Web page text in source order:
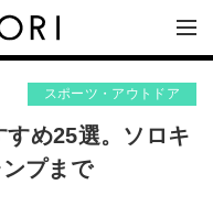
スポーツ・アウトドア
すめ25選。ソロキ
プまで